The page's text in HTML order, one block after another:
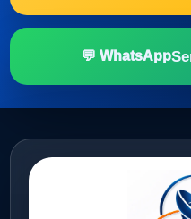
💬 WhatsApp